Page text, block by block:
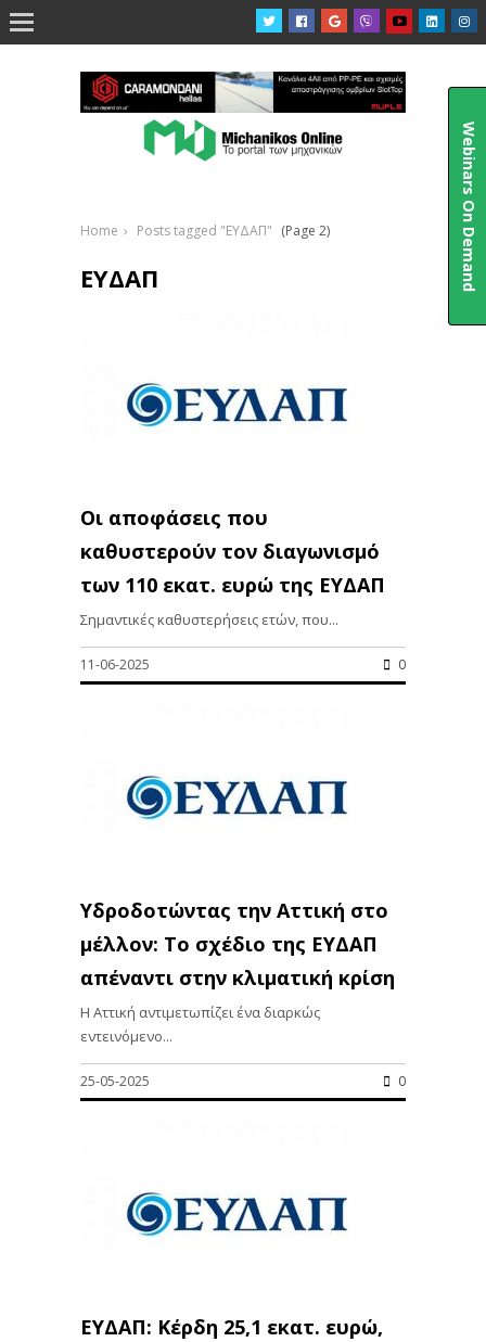

Home Posts tagged "ΕΥΔΑΠ" (Page 2)
ΕΥΔΑΠ
Οι αποφάσεις που
καθυστερούν τον διαγωνισμό
των 110 εκατ. ευρώ της ΕΥΔΑΠ
Σημαντικές καθυστερήσεις ετών, που...
11-06-2025 0
Υδροδοτώντας την Αττική στο
μέλλον: Το σχέδιο της ΕΥΔΑΠ
απέναντι στην κλιματική κρίση
Η Αττική αντιμετωπίζει ένα διαρκώς
εντεινόμενο...
25-05-2025 0
ΕΥΔΑΠ: Κέρδη 25,1 εκατ. ευρώ,
Webinars On Demand